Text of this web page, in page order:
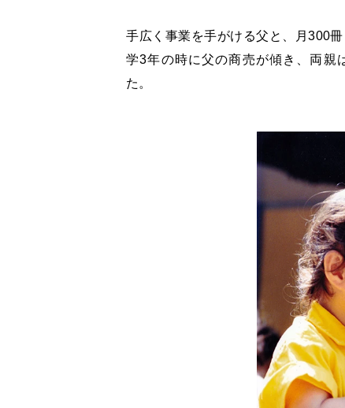
手広く事業を手がける父と、月300
学3年の時に父の商売が傾き、両親
た。